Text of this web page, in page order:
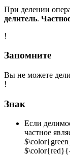
При делении
делитель.
!
Запомните
Вы не можете
!
Знак
Если
частное